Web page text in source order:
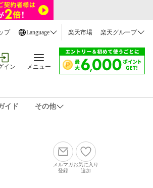
プ Language 楽天市場 楽天グループ
イン メニュー
イド その他
メルマガ
登録
お気に入り
追加